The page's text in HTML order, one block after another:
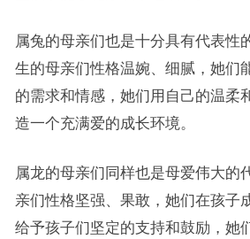
属兔的母亲们也是十分具有代表性
生的母亲们性格温婉、细腻，她们
的需求和情感，她们用自己的温柔
造一个充满爱的成长环境。
属龙的母亲们同样也是母爱伟大的
亲们性格坚强、果敢，她们在孩子
给予孩子们坚定的支持和鼓励，她